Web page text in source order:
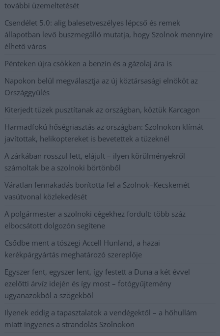
további üzemeltetését
Csendélet 5.0: alig balesetveszélyes lépcső és remek
állapotban levő buszmegálló mutatja, hogy Szolnok mennyire
élhető város
Pénteken újra csökken a benzin és a gázolaj ára is
Napokon belül megválasztja az új köztársasági elnököt az
Országgyűlés
Kiterjedt tüzek pusztítanak az országban, köztük Karcagon
Harmadfokú hőségriasztás az országban: Szolnokon klímát
javítottak, helikoptereket is bevetettek a tüzeknél
A zárkában rosszul lett, elájult – ilyen körülményekről
számoltak be a szolnoki börtönből
Váratlan fennakadás borította fel a Szolnok–Kecskemét
vasútvonal közlekedését
A polgármester a szolnoki cégekhez fordult: több száz
elbocsátott dolgozón segítene
Csődbe ment a tószegi Accell Hunland, a hazai
kerékpárgyártás meghatározó szereplője
Egyszer fent, egyszer lent, így festett a Duna a két évvel
ezelőtti árvíz idején és így most – fotógyűjtemény
ugyanazokból a szögekből
Ilyenek eddig a tapasztalatok a vendégektől – a hőhullám
miatt ingyenes a strandolás Szolnokon